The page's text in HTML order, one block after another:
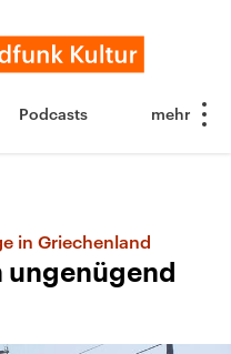
Podcasts
in Griechenland
ungenügend